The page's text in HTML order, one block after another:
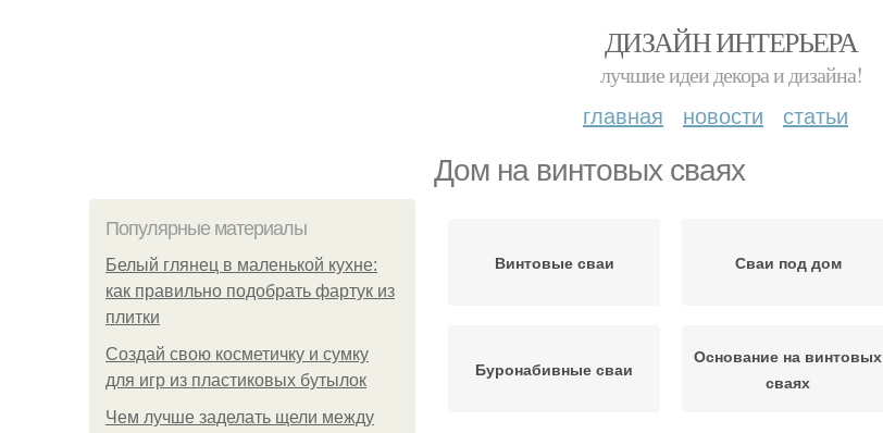
ДИЗАЙН ИНТЕРЬЕРА
лучшие идеи декора и дизайна!
главная новости статьи
Дом на винтовых сваях
Популярные материалы
Белый глянец в маленькой кухне:
как правильно подобрать фартук из
плитки
Создай свою косметичку и сумку
для игр из пластиковых бутылок
Чем лучше заделать щели между
Винтовые сваи Сваи под дом
Буронабивные сваи
Основание на винтовых
сваях